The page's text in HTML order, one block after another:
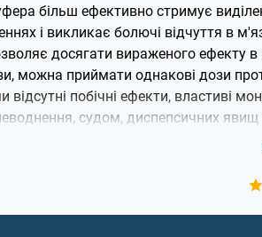
більш ефективно стримує
і викликає болючі відчуття в
досягати вираженого ефекту
можна приймати однакові дози
відсутні побічні ефекти, властиві
судом, диспепсичних
володіє тими ж плюсами для
енергії, підвищує м'язову